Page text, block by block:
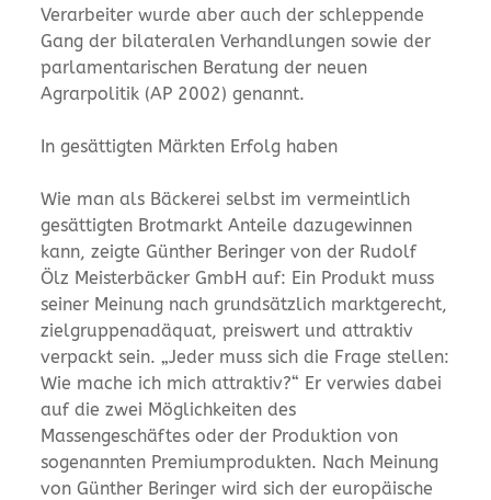
Verarbeiter wurde aber auch der schleppende
Gang der bilateralen Verhandlungen sowie der
parlamentarischen Beratung der neuen
Agrarpolitik (AP 2002) genannt.
In gesättigten Märkten Erfolg haben
Wie man als Bäckerei selbst im vermeintlich
gesättigten Brotmarkt Anteile dazugewinnen
kann, zeigte Günther Beringer von der Rudolf
Ölz Meisterbäcker GmbH auf: Ein Produkt muss
seiner Meinung nach grundsätzlich marktgerecht,
zielgruppenadäquat, preiswert und attraktiv
verpackt sein. „Jeder muss sich die Frage stellen:
Wie mache ich mich attraktiv?“ Er verwies dabei
auf die zwei Möglichkeiten des
Massengeschäftes oder der Produktion von
sogenannten Premiumprodukten. Nach Meinung
von Günther Beringer wird sich der europäische